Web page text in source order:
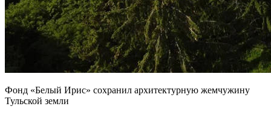
Фонд «Белый Ирис» сохранил архитектурную жемчужину
Тульской земли